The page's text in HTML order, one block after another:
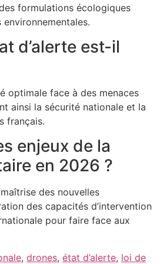
formulations écologiques
d’alerte est-il
optimale face à des menaces
ainsi la sécurité nationale et la
français.
enjeux de la
en 2026 ?
des nouvelles
des capacités d’intervention
pour faire face aux
, drones, état d’alerte, loi de